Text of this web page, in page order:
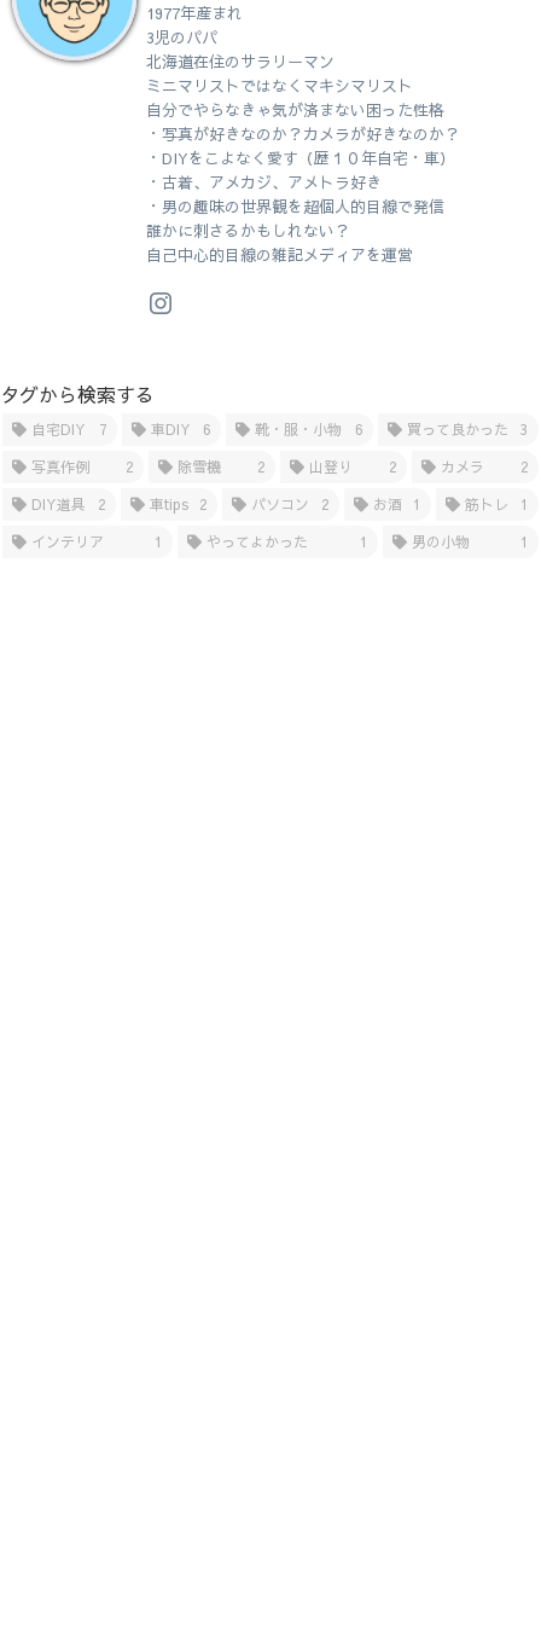
1977年産まれ
3児のパパ
北海道在住のサラリーマン
ミニマリストではなくマキシマリスト
自分でやらなきゃ気が済まない困った性格
・写真が好きなのか？カメラが好きなのか？
・DIYをこよなく愛す（歴１０年自宅・車）
・古着、アメカジ、アメトラ好き
・男の趣味の世界観を超個人的目線で発信
誰かに刺さるかもしれない？
自己中心的目線の雑記メディアを運営
タグから検索する
自宅DIY 7 車DIY 6 靴・服・小物 6 買って良かった
3
写真作例
2 除雪機 2 山登り 2 カメラ
2
DIY道具
2 車tips 2 パソコン 2 お酒 1 筋トレ
1
インテリア
1 やってよかった 1 男の小物 1